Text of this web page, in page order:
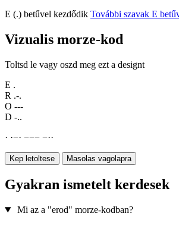
E (.) betűvel kezdődik További szavak E
Vizualis morze-kod
Toltsd le vagy oszd meg ezt a designt
E .
R .-.
O ---
D -..
· ·−· −−− −··
Kep letoltese Masolas vagolapra
Gyakran ismetelt kerdesek
Mi az a "erod" morze-kodban?